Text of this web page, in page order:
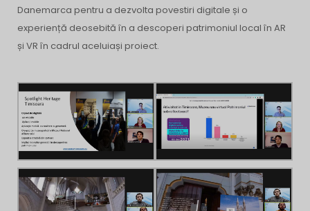
Danemarca pentru a dezvolta povestiri digitale și o
experiență deosebită în a descoperi patrimoniul local în AR
și VR în cadrul aceluiași proiect.